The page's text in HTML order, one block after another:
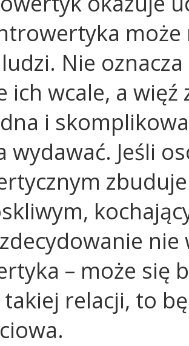
może
Nie
ich wcale, a
i
wydawać. Jeśli
– może się
takiej relacji, to